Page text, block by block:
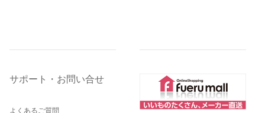
サポート・お問い合せ
よくあるご質問